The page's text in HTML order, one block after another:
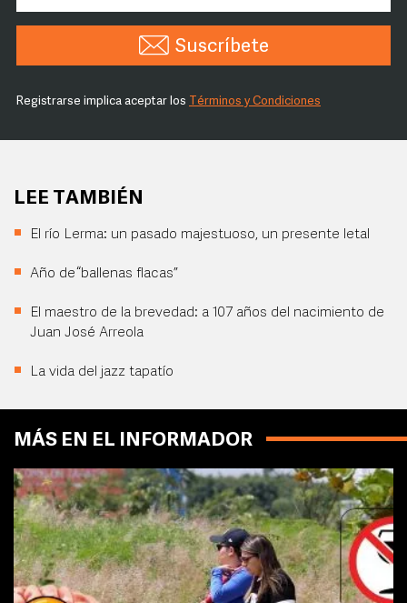
Suscríbete
Registrarse implica aceptar los Términos y Condiciones
LEE TAMBIÉN
El río Lerma: un pasado majestuoso, un presente letal
Año de “ballenas flacas”
El maestro de la brevedad: a 107 años del nacimiento de
Juan José Arreola
La vida del jazz tapatío
MÁS EN EL INFORMADOR